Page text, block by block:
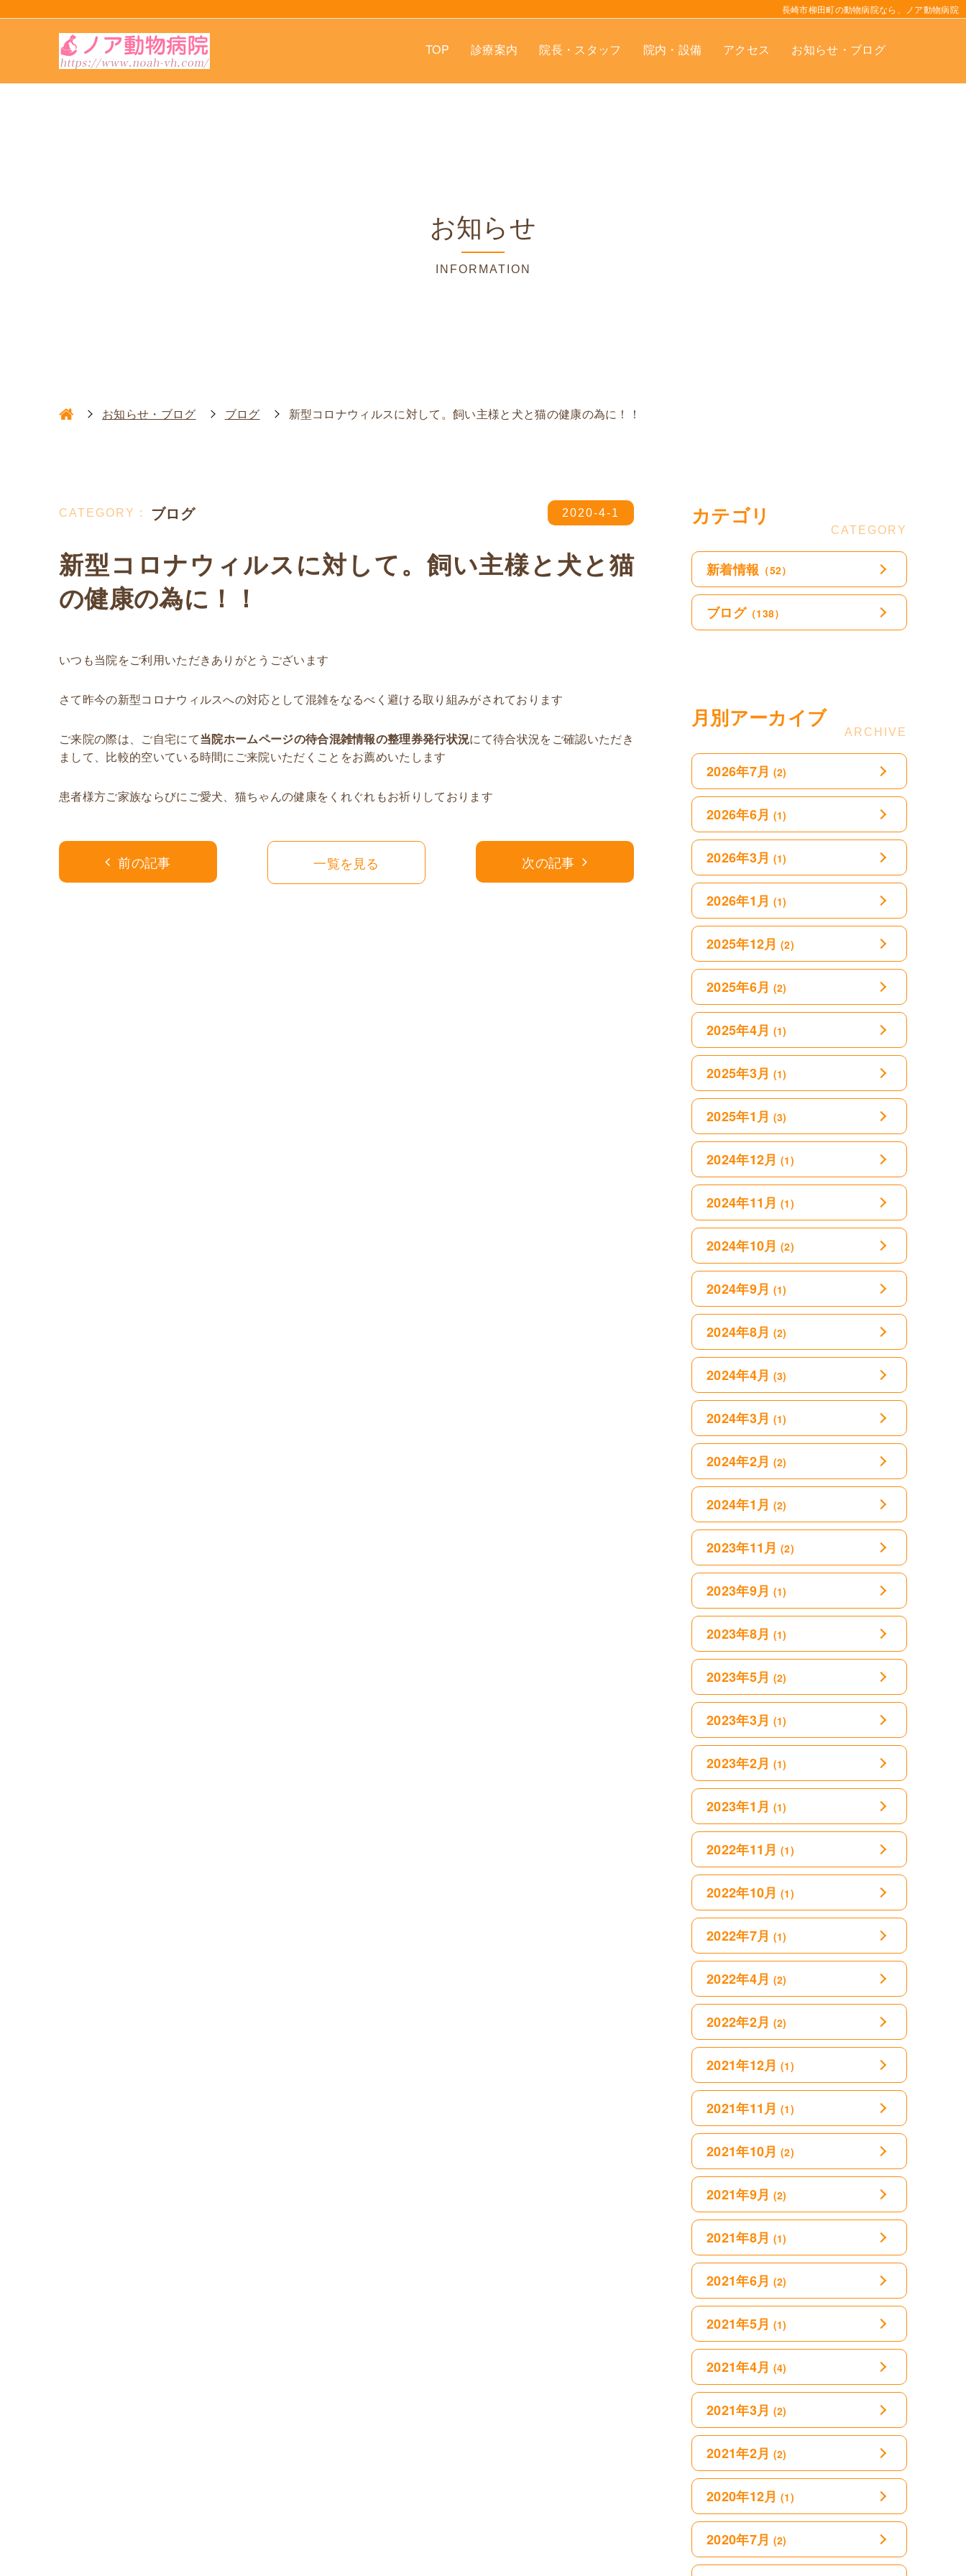
長崎市柳田町の動物病院なら、ノア動物病院
TOP 診療案内 院長・スタッフ 院内・設備 アクセス お知らせ・ブログ
お知らせ
INFORMATION
お知らせ・ブログ ブログ 新型コロナウィルスに対して。飼い主様と犬と猫の健康の為に！！
ブログ 2020-4-1
新型コロナウィルスに対して。飼い主様と犬と猫
の健康の為に！！
いつも当院をご利用いただきありがとうございます
さて昨今の新型コロナウィルスへの対応として混雑をなるべく避ける取り組みがされております
ご来院の際は、ご自宅にて当院ホームページの待合混雑情報の整理券発行状況にて待合状況をご確認いただき
まして、比較的空いている時間にご来院いただくことをお薦めいたします
患者様方ご家族ならびにご愛犬、猫ちゃんの健康をくれぐれもお祈りしております
前の記事 一覧を見る 次の記事
カテゴリ
新着情報 （52）
ブログ（138）
月別アーカイブ
2026年7月 (2)
2026年6月 (1)
2026年3月 (1)
2026年1月 (1)
2025年12月 (2)
2025年6月 (2)
2025年4月 (1)
2025年3月 (1)
2025年1月 (3)
2024年12月 (1)
2024年11月 (1)
2024年10月 (2)
2024年9月 (1)
2024年8月 (2)
2024年4月 (3)
2024年3月 (1)
2024年2月 (2)
2024年1月 (2)
2023年11月 (2)
2023年9月 (1)
2023年8月 (1)
2023年5月 (2)
2023年3月 (1)
2023年2月 (1)
2023年1月 (1)
2022年11月 (1)
2022年10月 (1)
2022年7月 (1)
2022年4月 (2)
2022年2月 (2)
2021年12月 (1)
2021年11月 (1)
2021年10月 (2)
2021年9月 (2)
2021年8月 (1)
2021年6月 (2)
2021年5月 (1)
2021年4月 (4)
2021年3月 (2)
2021年2月 (2)
2020年12月 (1)
2020年7月 (2)